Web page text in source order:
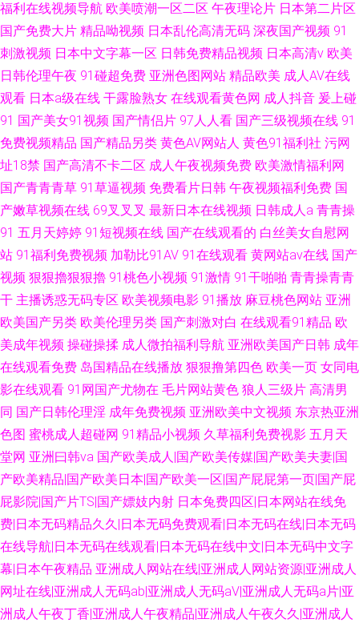
福利在线视频导航 欧美喷潮一区二区 午夜理论片 日本第二片区
国产免费大片 精品呦视频 日本乱伦高清无码 深夜国产视频 91
刺激视频 日本中文字幕一区 日韩免费精品视频 日本高清v 欧美
日韩伦理午夜 91碰超免费 亚洲色图网站 精品欧美 成人AV在线
观看 日本a级在线 干露脸熟女 在线观看黄色网 成人抖音 爰上碰
91 国产美女91视频 国产情侣片 97人人看 国产三级视频在线 91
免费视频精品 国产精品另类 黄色AV网站人 黄色91福利社 污网
址18禁 国产高清不卡二区 成人午夜视频免费 欧美激情福利网
国产青青青草 91草逼视频 免费看片日韩 午夜视频福利免费 国
产嫩草视频在线 69叉叉叉 最新日本在线视频 日韩成人a 青青操
91 五月天婷婷 91短视频在线 国产在线观看的 白丝美女自慰网
站 91福利免费视频 加勒比91AV 91在线观看 黄网站av在线 国产
视频 狠狠擼狠狠擼 91桃色小视频 91激情 91干啪啪 青青操青青
干 主播诱惑无码专区 欧美视频电影 91播放 麻豆桃色网站 亚洲
欧美国产另类 欧美伦理另类 国产刺激对白 在线观看91精品 欧
美成年视频 操碰操揉 成人微拍福利导航 亚洲欧美国产日韩 成年
在线观看免费 岛国精品在线播放 狠狠撸第四色 欧美一页 女同电
影在线观看 91网国产尤物在 毛片网站黄色 狼人三级片 高清男
同 国产日韩伦理淫 成年免费视频 亚洲欧美中文视频 东京热亚洲
色图 蜜桃成人超碰网 91精品小视频 久草福利免费视影 五月天
堂网 亚洲曰韩va 国产欧美成人|国产欧美传媒|国产欧美夫妻|国
产欧美精品|国产欧美日本|国产欧美一区|国产屁屁第一页|国产屁
屁影院|国产片TS|国产嫖妓内射 日本兔费四区|日本网站在线免
费|日本无码精品久久|日本无码免费观看|日本无码在线|日本无码
在线导航|日本无码在线观看|日本无码在线中文|日本无码中文字
幕|日本午夜精品 亚洲成人网站在线|亚洲成人网站资源|亚洲成人
网址在线|亚洲成人无码ab|亚洲成人无码aV|亚洲成人无码a片|亚
洲成人午夜丁香|亚洲成人午夜精品|亚洲成人午夜久久|亚洲成人